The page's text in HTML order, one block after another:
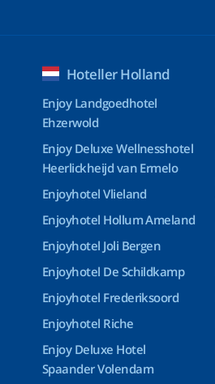
Hoteller Holland
Enjoy Landgoedhotel
Ehzerwold
Enjoy Deluxe Wellnesshotel
Heerlickheijd van Ermelo
Enjoyhotel Vlieland
Enjoyhotel Hollum Ameland
Enjoyhotel Joli Bergen
Enjoyhotel De Schildkamp
Enjoyhotel Frederiksoord
Enjoyhotel Riche
Enjoy Deluxe Hotel
Spaander Volendam